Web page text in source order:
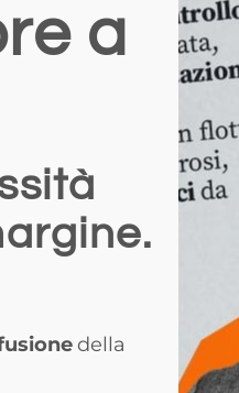
a
della